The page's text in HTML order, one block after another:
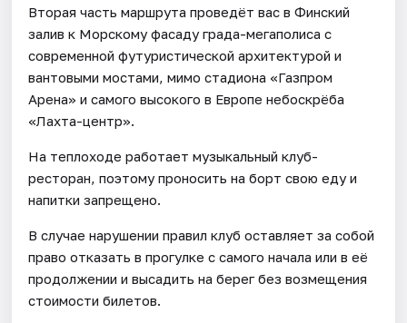
Вторая часть маршрута проведёт вас в Финский
залив к Морскому фасаду града-мегаполиса с
современной футуристической архитектурой и
вантовыми мостами, мимо стадиона «Газпром
Арена» и самого высокого в Европе небоскрёба
«Лахта-центр».
На теплоходе работает музыкальный клуб-
ресторан, поэтому проносить на борт свою еду и
напитки запрещено.
В случае нарушении правил клуб оставляет за собой
право отказать в прогулке с самого начала или в её
продолжении и высадить на берег без возмещения
стоимости билетов.